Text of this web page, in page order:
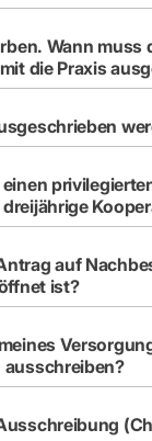
Wann muss
die Praxis
auf
ist?